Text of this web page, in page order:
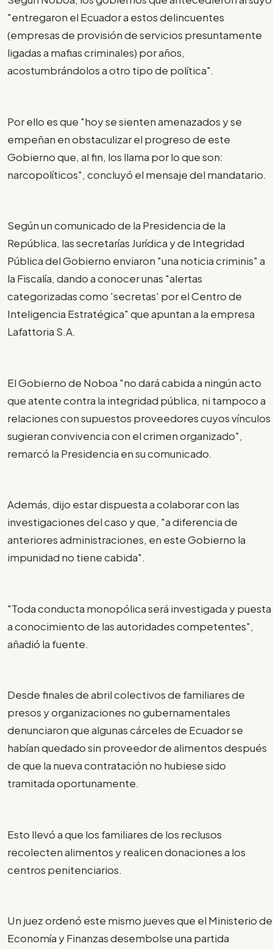
"entregaron el Ecuador a estos delincuentes
(empresas de provisión de servicios presuntamente
ligadas a mafias criminales) por años,
acostumbrándolos a otro tipo de política".
Por ello es que "hoy se sienten amenazados y se
empeñan en obstaculizar el progreso de este
Gobierno que, al fin, los llama por lo que son:
narcopolíticos", concluyó el mensaje del mandatario.
Según un comunicado de la Presidencia de la
República, las secretarías Jurídica y de Integridad
Pública del Gobierno enviaron "una noticia criminis" a
la Fiscalía, dando a conocer unas "alertas
categorizadas como 'secretas' por el Centro de
Inteligencia Estratégica" que apuntan a la empresa
Lafattoria S.A.
El Gobierno de Noboa "no dará cabida a ningún acto
que atente contra la integridad pública, ni tampoco a
relaciones con supuestos proveedores cuyos vínculos
sugieran convivencia con el crimen organizado",
remarcó la Presidencia en su comunicado.
Además, dijo estar dispuesta a colaborar con las
investigaciones del caso y que, "a diferencia de
anteriores administraciones, en este Gobierno la
impunidad no tiene cabida".
"Toda conducta monopólica será investigada y puesta
a conocimiento de las autoridades competentes",
añadió la fuente.
Desde finales de abril colectivos de familiares de
presos y organizaciones no gubernamentales
denunciaron que algunas cárceles de Ecuador se
habían quedado sin proveedor de alimentos después
de que la nueva contratación no hubiese sido
tramitada oportunamente.
Esto llevó a que los familiares de los reclusos
recolecten alimentos y realicen donaciones a los
centros penitenciarios.
Un juez ordenó este mismo jueves que el Ministerio de
Economía y Finanzas desembolse una partida